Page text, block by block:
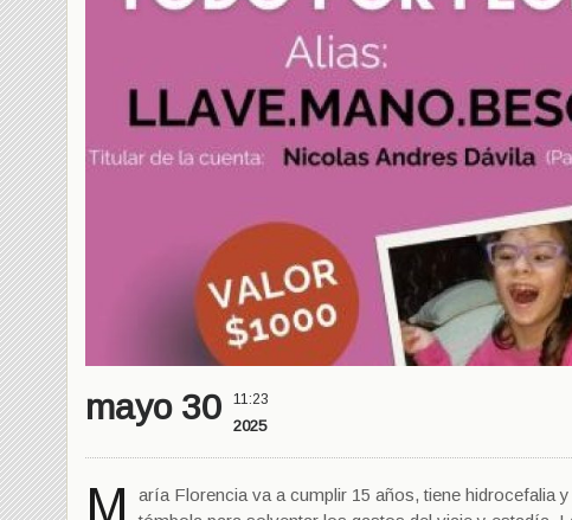
mayo 30 11:23
2025
M
aría Florencia va a cumplir 15 años, tiene hidrocefalia